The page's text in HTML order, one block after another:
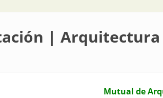
|
Mutual de